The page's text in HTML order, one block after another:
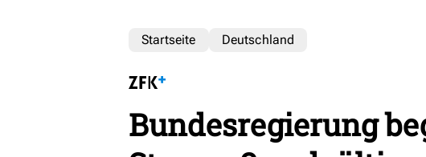
Startseite Deutschland
Bundesregierung